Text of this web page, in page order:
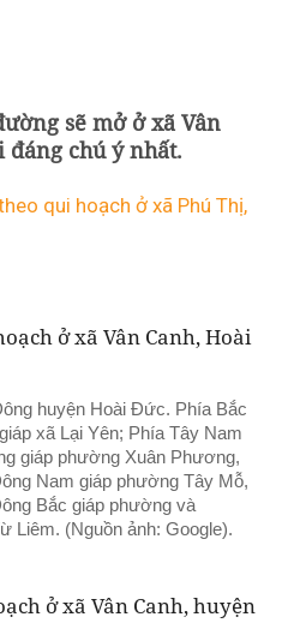
sẽ mở ở xã Vân
đáng chú ý nhất.
qui hoạch ở xã Phú Thị,
huyện Hoài Đức. Phía Bắc
xã Lại Yên; Phía Tây Nam
giáp phường Xuân Phương,
Nam giáp phường Tây Mỗ,
Bắc giáp phường và
Liêm. (Nguồn ảnh: Google).
ở xã Vân Canh, huyện